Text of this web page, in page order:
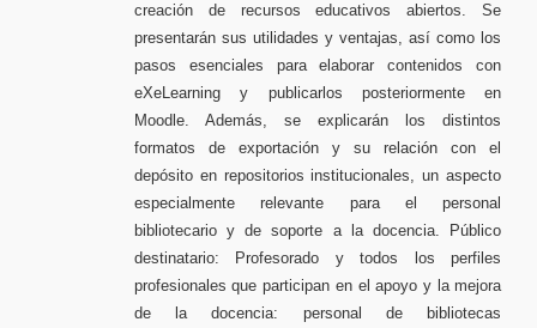
creación de recursos educativos abiertos. Se
presentarán sus utilidades y ventajas, así como los
pasos esenciales para elaborar contenidos con
eXeLearning y publicarlos posteriormente en
Moodle. Además, se explicarán los distintos
formatos de exportación y su relación con el
depósito en repositorios institucionales, un aspecto
especialmente relevante para el personal
bibliotecario y de soporte a la docencia. Público
destinatario: Profesorado y todos los perfiles
profesionales que participan en el apoyo y la mejora
de la docencia: personal de bibliotecas